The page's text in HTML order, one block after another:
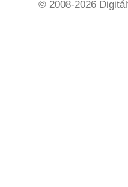
© 2008-2026